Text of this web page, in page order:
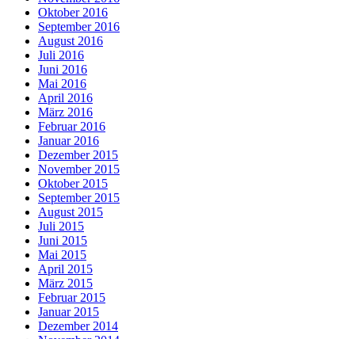
Oktober 2016
September 2016
August 2016
Juli 2016
Juni 2016
Mai 2016
April 2016
März 2016
Februar 2016
Januar 2016
Dezember 2015
November 2015
Oktober 2015
September 2015
August 2015
Juli 2015
Juni 2015
Mai 2015
April 2015
März 2015
Februar 2015
Januar 2015
Dezember 2014